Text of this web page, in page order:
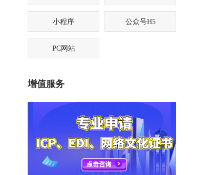
小程序 公众号H5
PC网站
增值服务